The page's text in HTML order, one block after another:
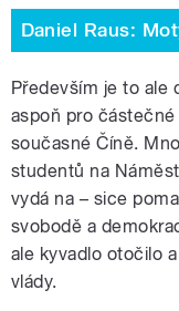
Daniel Raus:
Především je to ale
aspoň pro
současné Číně.
studentů na
vydá na – sice
svobodě a
ale kyvadlo otočilo
vlády.